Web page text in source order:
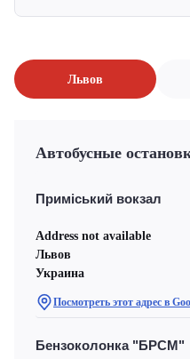
Львов
Автобусные
Приміський вокзал
Address not available
Львов
Украина
Посмотреть этот адрес в
Бензоколонка "БРСМ"